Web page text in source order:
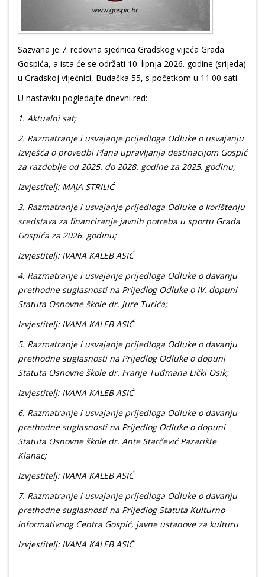
Sazvana je 7. redovna sjednica Gradskog vijeća Grada
Gospića, a ista će se održati 10. lipnja 2026. godine (srijeda)
u Gradskoj vijećnici, Budačka 55, s početkom u 11.00 sati.
U nastavku pogledajte dnevni red:
1. Aktualni sat;
2. Razmatranje i usvajanje prijedloga Odluke o usvajanju
Izvješća o provedbi Plana upravljanja destinacijom Gospić
za razdoblje od 2025. do 2028. godine za 2025. godinu;
Izvjestitelj: MAJA STRILIĆ
3. Razmatranje i usvajanje prijedloga Odluke o korištenju
sredstava za financiranje javnih potreba u sportu Grada
Gospića za 2026. godinu;
Izvjestitelj: IVANA KALEB ASIĆ
4. Razmatranje i usvajanje prijedloga Odluke o davanju
prethodne suglasnosti na Prijedlog Odluke o IV. dopuni
Statuta Osnovne škole dr. Jure Turića;
Izvjestitelj: IVANA KALEB ASIĆ
5. Razmatranje i usvajanje prijedloga Odluke o davanju
prethodne suglasnosti na Prijedlog Odluke o dopuni
Statuta Osnovne škole dr. Franje Tuđmana Lički Osik;
Izvjestitelj: IVANA KALEB ASIĆ
6. Razmatranje i usvajanje prijedloga Odluke o davanju
prethodne suglasnosti na Prijedlog Odluke o dopuni
Statuta Osnovne škole dr. Ante Starčević Pazarište
Klanac;
Izvjestitelj: IVANA KALEB ASIĆ
7. Razmatranje i usvajanje prijedloga Odluke o davanju
prethodne suglasnosti na Prijedlog Statuta Kulturno
informativnog Centra Gospić, javne ustanove za kulturu
Izvjestitelj: IVANA KALEB ASIĆ